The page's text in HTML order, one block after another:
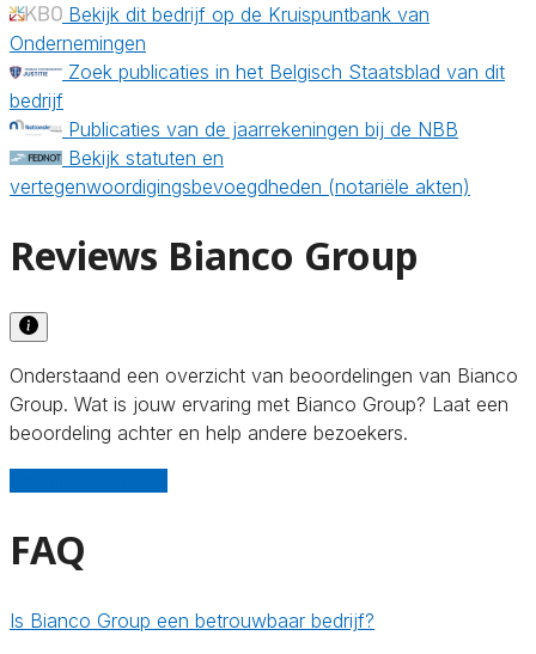
Bekijk dit bedrijf op de Kruispuntbank van
Ondernemingen
Zoek publicaties in het Belgisch Staatsblad van dit
bedrijf
Publicaties van de jaarrekeningen bij de NBB
Bekijk statuten en
vertegenwoordigingsbevoegdheden (notariële akten)
Reviews Bianco Group
Onderstaand een overzicht van beoordelingen van Bianco
Group. Wat is jouw ervaring met Bianco Group? Laat een
beoordeling achter en help andere bezoekers.
FAQ
Is Bianco Group een betrouwbaar bedrijf?